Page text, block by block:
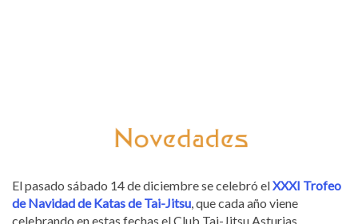
El pasado sábado 14 de diciembre se celebró elXXXI Trofeo
de Navidad de Katas de Tai-Jitsu , que cada año viene
celebrando en estas fechas el Club Tai-Jitsu Asturias.